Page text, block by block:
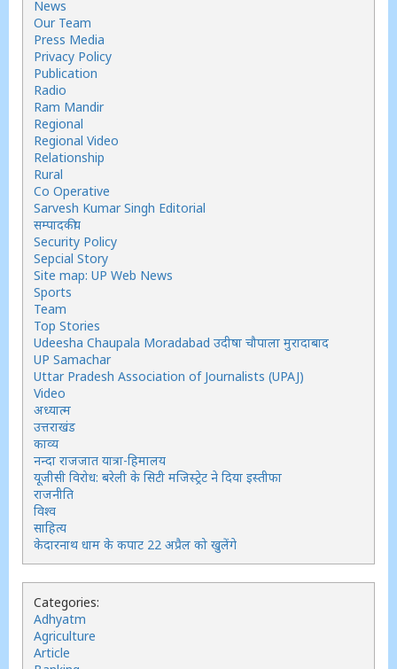
News
Our Team
Press Media
Privacy Policy
Publication
Radio
Ram Mandir
Regional
Regional Video
Relationship
Rural
Co Operative
Sarvesh Kumar Singh Editorial
सम्पादकीय
Security Policy
Sepcial Story
Site map: UP Web News
Sports
Team
Top Stories
Udeesha Chaupala Moradabad उदीषा चौपाला मुरादाबाद
UP Samachar
Uttar Pradesh Association of Journalists (UPAJ)
Video
अध्यात्म
उत्तराखंड
काव्य
नन्दा राजजात यात्रा-हिमालय
यूजीसी विरोध: बरेली के सिटी मजिस्ट्रेट ने दिया इस्तीफा
राजनीति
विश्व
साहित्य
केदारनाथ धाम के कपाट 22 अप्रैल को खुलेंगे
Categories:
Adhyatm
Agriculture
Article